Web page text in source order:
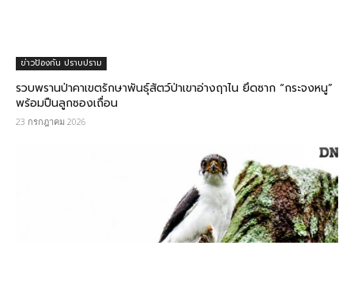
ข่าวป้องกัน ปราบปราม
รวบพรานป่าคาเขตรักษาพันธุ์สัตว์ป่าเขาอ่างฤาไน ยึดซาก “กระจงหนู”
พร้อมปืนลูกซองเถื่อน
23 กรกฎาคม 2026